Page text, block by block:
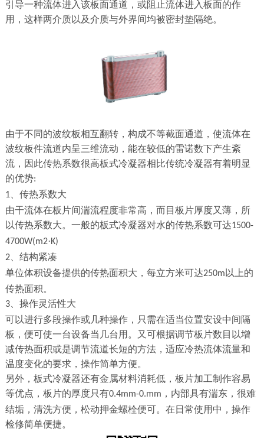
引导一种流体进入该板面通道，或阻止流体进入板面的作
用，这样两介质以及介质与外界间均被密封垫隔绝。
由于不同的波纹板相互翻转，构成不等截面通道，使流体在
波纹板件流道内呈三维流动，能在较低的雷诺数下产生紊
流，因此传热系数很高板式冷凝器相比传统冷凝器有着明显
的优势:
1 、传热系数大
由干流体在板片间湍流程度非常高，而目板片厚度又薄，所
以传热系数大。一般的板式冷凝器对水的传热系数可达1500-
4700W(m2·K)
2、结构紧凑
单位体积设备提供的传热面积大，每立方米可达250m 以上的
传热面积。
3、操作灵活性大
可以进行多段操作或几种操作，只需在适当位置安设中间隔
板，便可使一台设备当几台用。又可根据调节板片数目以增
减传热面积或是调节流道长短的方法，适应冷热流体流量和
温度变化的要求，操作简单方便。
另外，板式冷凝器还有金属材料消耗低，板片加工制作容易
等优点，板片的厚度只有0.4mm-0.mm ，内部具有湍东，很难
结垢，清洗方便，松动押金螺栓便可。在日常使用中，操作
检修简单便捷。